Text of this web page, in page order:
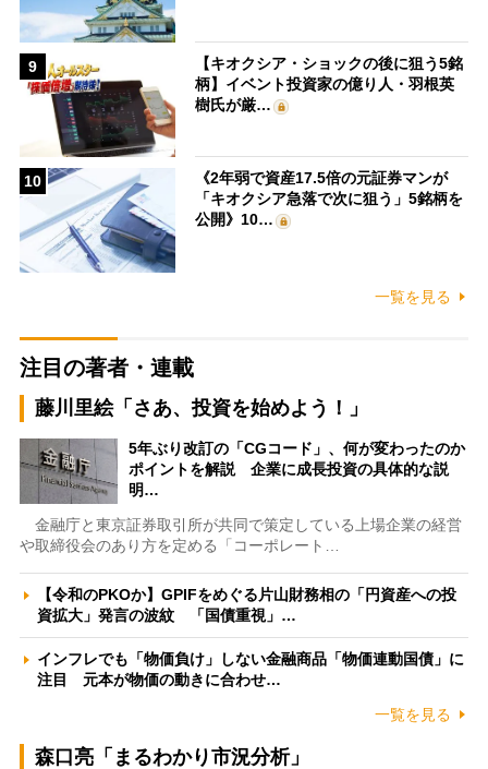
9
【キオクシア・ショックの後に狙う5銘
柄】イベント投資家の億り人・羽根英
樹氏が厳…
10
《2年弱で資産17.5倍の元証券マンが
「キオクシア急落で次に狙う」5銘柄を
公開》10…
一覧を見る
注目の著者・連載
藤川里絵「さあ、投資を始めよう！」
5年ぶり改訂の「CGコード」、何が変わったのか
ポイントを解説 企業に成長投資の具体的な説
明…
金融庁と東京証券取引所が共同で策定している上場企業の経営
や取締役会のあり方を定める「コーポレート…
【令和のPKOか】GPIFをめぐる片山財務相の「円資産への投
資拡大」発言の波紋 「国債重視」…
インフレでも「物価負け」しない金融商品「物価連動国債」に
注目 元本が物価の動きに合わせ…
一覧を見る
森口亮「まるわかり市況分析」